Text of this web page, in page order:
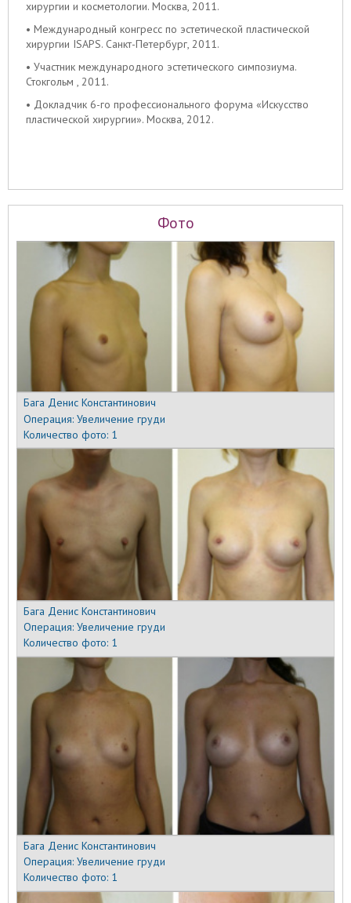
хирургии и косметологии. Москва, 2011.
• Международный конгресс по эстетической пластической
хирургии ISAPS. Санкт-Петербург, 2011.
• Участник международного эстетического симпозиума.
Стокгольм , 2011.
• Докладчик 6-го профессионального форума «Искусство
пластической хирургии». Москва, 2012.
Фото
Бага Денис Константинович
Операция:Увеличение груди
Количество фото: 1
Бага Денис Константинович
Операция:Увеличение груди
Количество фото: 1
Бага Денис Константинович
Операция:Увеличение груди
Количество фото: 1